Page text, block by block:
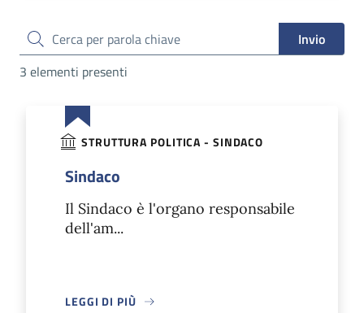
cerca
Invio
3 elementi presenti
STRUTTURA POLITICA - SINDACO
Sindaco
Il Sindaco è l'organo responsabile
dell'am...
LEGGI DI PIÙ